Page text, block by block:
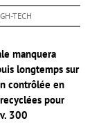
TECH
manquera
longtemps sur
contrôlée en
pour
300